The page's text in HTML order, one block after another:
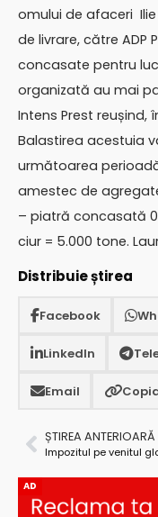
omului de afaceri Ilie
de livrare, către ADP
concasate pentru
organizată au mai
Intens Prest reușind,
Balastirea acestuia
următoarea
amestec de
– piatră concasată
ciur = 5.000 tone.
Distribuie știrea
Facebook
LinkedIn
Email
ȘTIREA ANTERIOARĂ
AD